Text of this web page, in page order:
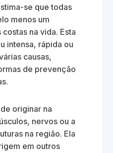
se que todas
menos um
na vida. Esta
intensa, rápida ou
causas,
de prevenção
originar na
nervos ou a
na região. Ela
em outros